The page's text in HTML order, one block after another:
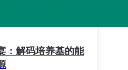
：解码培养基的能